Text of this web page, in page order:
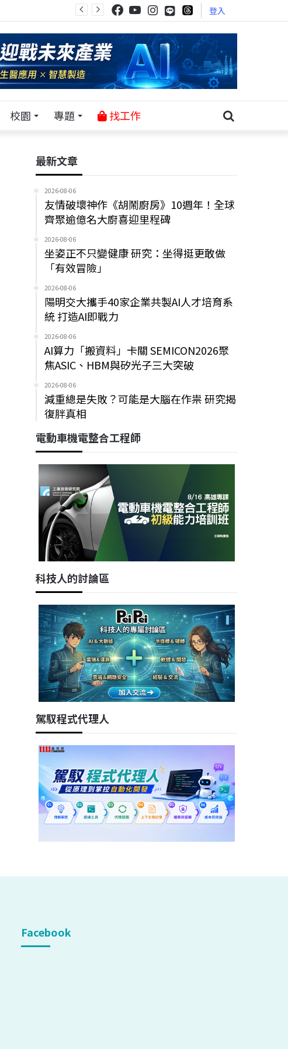
登入
校園 專題 找工作
最新文章
2026-08-06
友情破壞神作《胡鬧廚房》10週年！全球
齊聚逾億名大廚喜迎里程碑
2026-08-06
坐姿正不只變健康 研究：坐得挺更敢做
「有效冒險」
2026-08-06
陽明交大攜手40家企業共製AI人才培育系
統 打造AI即戰力
2026-08-06
AI算力「搬資料」卡關 SEMICON2026聚
焦ASIC、HBM與矽光子三大突破
2026-08-06
減重總是失敗？可能是大腦在作祟 研究揭
復胖真相
電動車機電整合工程師
科技人的討論區
駕馭程式代理人
Facebook